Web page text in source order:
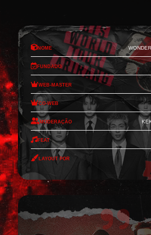
Nome
Fundado
Web-Master
Co-Web
Moderação
Feat
Layout por